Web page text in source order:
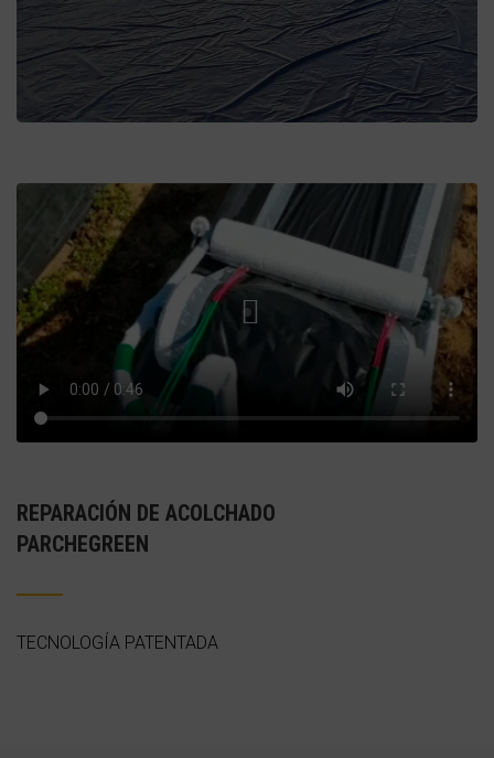
ver más
PLÁSTICO
EMBALSES
Plásticos, parches
y accesorios.
REPARACIÓN DE ACOLCHADO
PARCHEGREEN
TECNOLOGÍA PATENTADA